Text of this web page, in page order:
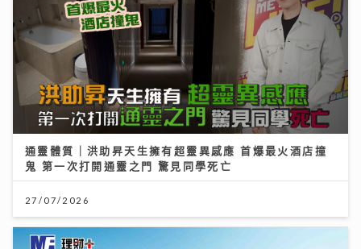
通靈體質｜洪助昇天生擁有超靈異感應 首爆最火酒店撞
鬼 第一次打開通靈之門 驚見同學死亡
27/07/2026